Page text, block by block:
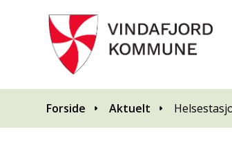
Du er her:
Forside Aktuelt